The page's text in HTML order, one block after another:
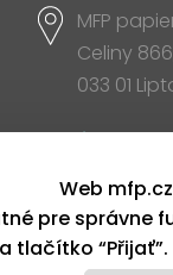
MFP
Celiny
033 01
Otváracia
Web
pre správne
tlačítko